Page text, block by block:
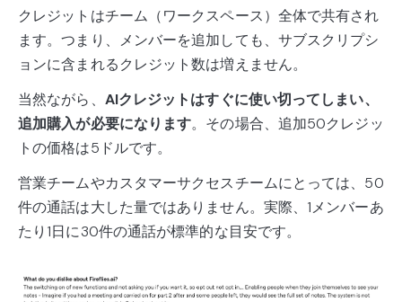
クレジットはチーム（ワークスペース）全体で共有され
ます。つまり、メンバーを追加しても、サブスクリプシ
ョンに含まれるクレジット数は増えません。
当然ながら、 AIクレジットはすぐに使い切ってしまい、
追加購入が必要になります。その場合、追加50クレジッ
トの価格は5ドルです。
営業チームやカスタマーサクセスチームにとっては、50
件の通話は大した量ではありません。実際、1メンバーあ
たり1日に30件の通話が標準的な目安です。